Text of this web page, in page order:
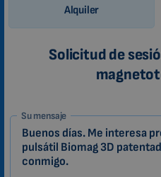
Alquiler
Solicitud de
1-
ES
Zákazník
Su mensaje